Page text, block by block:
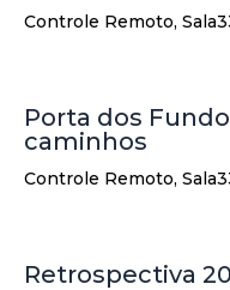
Controle Remoto,
Porta dos
caminhos
Controle Remoto,
Retrospectiva